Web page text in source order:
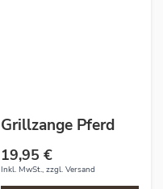
Grillzange Pferd
19,95 €
Inkl. MwSt., zzgl. Versand